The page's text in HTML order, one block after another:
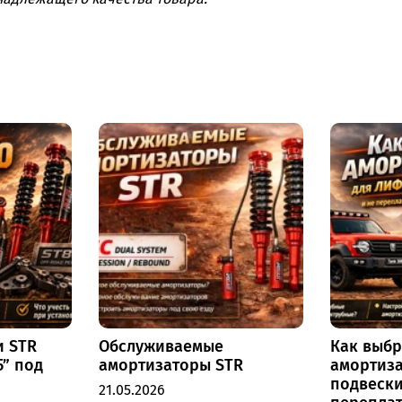
обеспечивая
Основные
Система DSC
8 ступеней
реакции
8 ступеней
плавности хода
или при
повреждений при
под
Обслуживаемые
амортизаторы STR
21.05.2026
Как